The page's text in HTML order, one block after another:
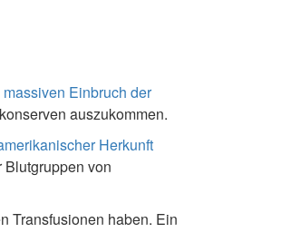
Einbruch der
auszukommen.
Herkunft
von
Transfusionen haben. Ein